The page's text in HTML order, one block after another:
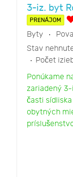
3-iz. byt
PRENÁJOM
Byty
Stav
Počet
Ponúkame
zariadený
časti
obytných